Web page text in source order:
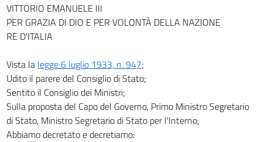
art. 11
CAPO III
art. 13
art. 14
art. 15
art. 16
VITTORIO EMANUELE III
PER GRAZIA DI DIO E PER VOLONTÀ DELLA NAZIONE
RE D'ITALIA
Vista la legge 6 luglio 1933, n. 947;
Udito il parere del Consiglio di Stato;
Sentito il Consiglio dei Ministri;
Sulla proposta del Capo del Governo, Primo Ministro Segretario
di Stato, Ministro Segretario di Stato per l'Interno;
Abbiamo decretato e decretiamo: